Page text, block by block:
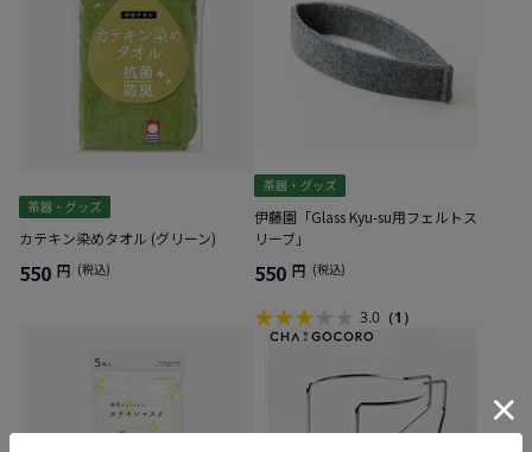
カテキン染めタオル (グリーン)
550 円 (税込)
伊藤園「Glass Kyu-su用フェルトス
リーブ」
550 円 (税込)
3.0 （1）